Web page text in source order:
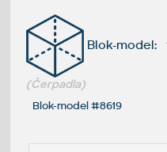
Blok-model:
(Čerpadla)
Blok-model #8619